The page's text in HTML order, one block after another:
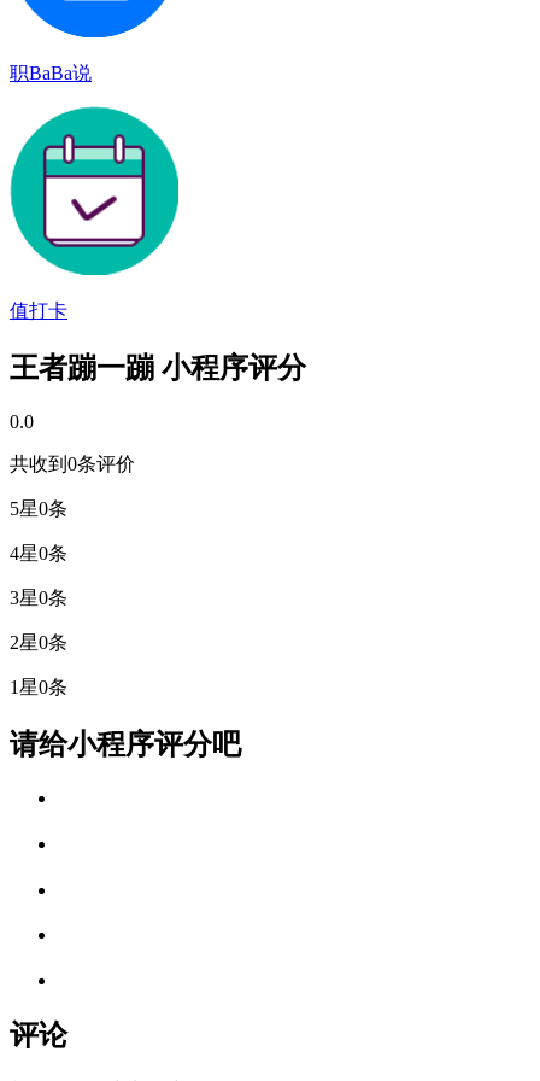
职BaBa说
值打卡
王者蹦一蹦 小程序评分
0.0
共收到0条评价
5星0条
4星0条
3星0条
2星0条
1星0条
请给小程序评分吧
评论